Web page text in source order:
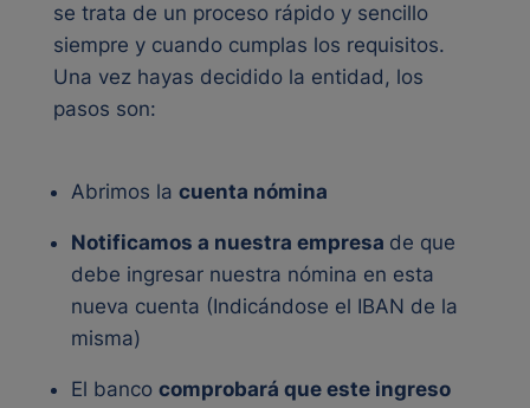
se trata de un proceso rápido y sencillo
siempre y cuando cumplas los requisitos.
Una vez hayas decidido la entidad, los
pasos son:
Abrimos la cuenta nómina
Notificamos a nuestra empresa de que
debe ingresar nuestra nómina en esta
nueva cuenta (Indicándose el IBAN de la
misma)
El banco comprobará que este ingreso